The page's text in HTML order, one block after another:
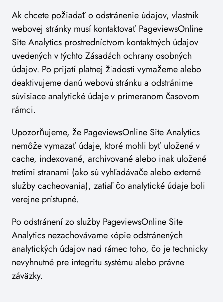
Ak chcete požiadať o odstránenie údajov, vlastník
webovej stránky musí kontaktovať PageviewsOnline
Site Analytics prostredníctvom kontaktných údajov
uvedených v týchto Zásadách ochrany osobných
údajov. Po prijatí platnej žiadosti vymažeme alebo
deaktivujeme danú webovú stránku a odstránime
súvisiace analytické údaje v primeranom časovom
rámci.
Upozorňujeme, že PageviewsOnline Site Analytics
nemôže vymazať údaje, ktoré mohli byť uložené v
cache, indexované, archivované alebo inak uložené
tretími stranami (ako sú vyhľadávače alebo externé
služby cacheovania), zatiaľ čo analytické údaje boli
verejne prístupné.
Po odstránení zo služby PageviewsOnline Site
Analytics nezachovávame kópie odstránených
analytických údajov nad rámec toho, čo je technicky
nevyhnutné pre integritu systému alebo právne
záväzky.